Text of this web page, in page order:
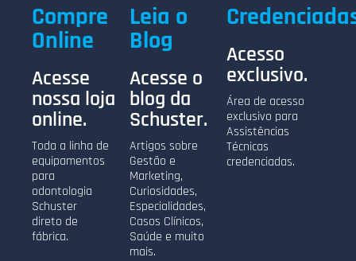
Compre
Online
Acesse
nossa loja
online.
Toda a linha de
equipamentos
para
odontologia
Schuster
direto de
fábrica.
Leia o
Blog
Acesse o
blog da
Schuster.
Artigos sobre
Gestão e
Marketing,
Curiosidades,
Especialidades,
Casos Clínicos,
Saúde e muito
mais.
Acesso
exclusivo.
Área de acesso
exclusivo para
Assistências
Técnicas
credenciadas.